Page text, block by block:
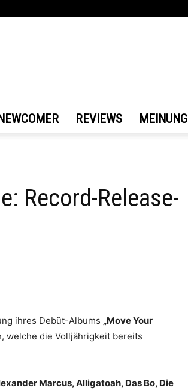
REVIEWS MEINUNG
Record-Release-
ihres Debüt-Albums „Move Your
welche die Volljährigkeit bereits
Marcus, Alligatoah, Das Bo, Die